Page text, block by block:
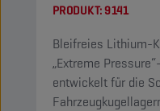
PRODUKT:9141
Bleifreies Lithium-
„Extreme
entwickelt für die